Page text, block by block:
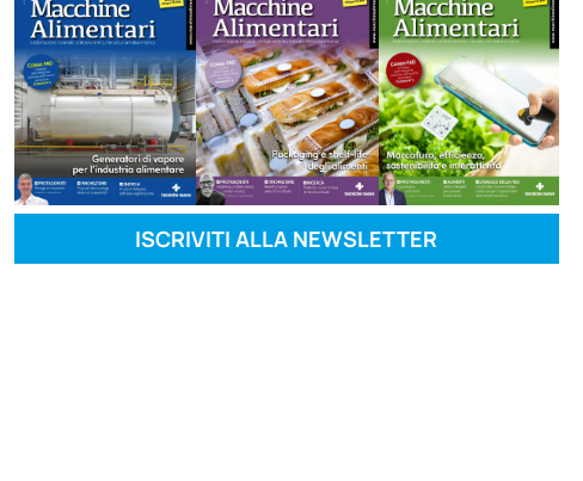
ISCRIVITI ALLA NEWSLETTER